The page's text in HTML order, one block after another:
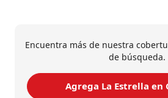
Encuentra más de nuestra
de búsqueda.
Agrega La Estrella en